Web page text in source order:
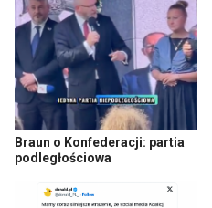
Braun o Konfederacji: partia
podległościowa